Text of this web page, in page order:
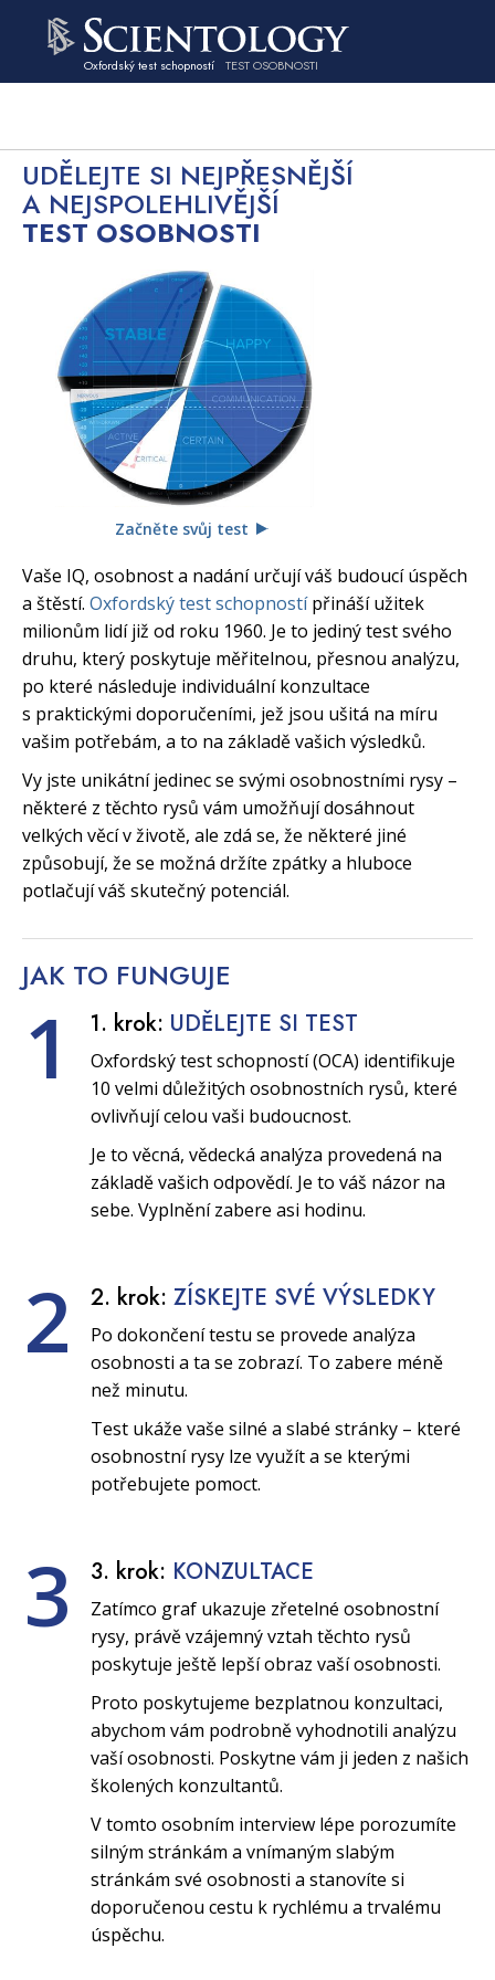
Oxfordský test schopností TEST OSOBNOSTI
UDĚLEJTE SI NEJPŘESNĚJŠÍ
A NEJSPOLEHLIVĚJŠÍ
TEST OSOBNOSTI
Začněte svůj test
Vaše IQ, osobnost a nadání určují váš budoucí úspěch
a štěstí. Oxfordský test schopnostípřináší užitek
milionům lidí již od roku 1960. Je to jediný test svého
druhu, který poskytuje měřitelnou, přesnou analýzu,
po které následuje individuální konzultace
s praktickými doporučeními, jež jsou ušitá na míru
vašim potřebám, a to na základě vašich výsledků.
Vy jste unikátní jedinec se svými osobnostními rysy –
některé z těchto rysů vám umožňují dosáhnout
velkých věcí v životě, ale zdá se, že některé jiné
způsobují, že se možná držíte zpátky a hluboce
potlačují váš skutečný potenciál.
JAK TO FUNGUJE
1 1. krok: UDĚLEJTE SI TEST
Oxfordský test schopností (OCA) identifikuje
10 velmi důležitých osobnostních rysů, které
ovlivňují celou vaši budoucnost.
Je to věcná, vědecká analýza provedená na
základě vašich odpovědí. Je to váš názor na
sebe. Vyplnění zabere asi hodinu.
2 2. krok: ZÍSKEJTE SVÉ VÝSLEDKY
Po dokončení testu se provede analýza
osobnosti a ta se zobrazí. To zabere méně
než minutu.
Test ukáže vaše silné a slabé stránky – které
osobnostní rysy lze využít a se kterými
potřebujete pomoct.
3 3. krok: KONZULTACE
Zatímco graf ukazuje zřetelné osobnostní
rysy, právě vzájemný vztah těchto rysů
poskytuje ještě lepší obraz vaší osobnosti.
Proto poskytujeme bezplatnou konzultaci,
abychom vám podrobně vyhodnotili analýzu
vaší osobnosti. Poskytne vám ji jeden z našich
školených konzultantů.
V tomto osobním interview lépe porozumíte
silným stránkám a vnímaným slabým
stránkám své osobnosti a stanovíte si
doporučenou cestu k rychlému a trvalému
úspěchu.